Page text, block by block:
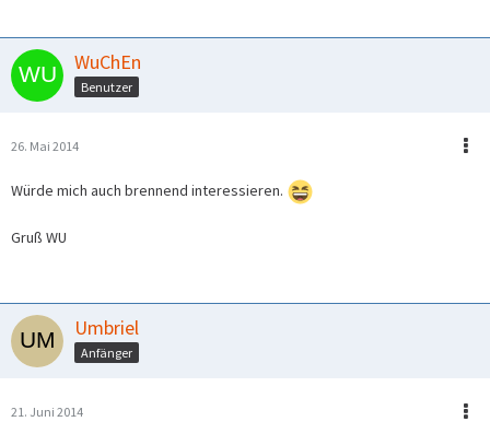
WuChEn
Benutzer
26. Mai 2014
Würde mich auch brennend interessieren.
Gruß WU
Umbriel
Anfänger
21. Juni 2014